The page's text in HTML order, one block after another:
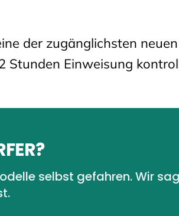
der zugänglichsten
Stunden Einweisung
selbst gefahren. Wir